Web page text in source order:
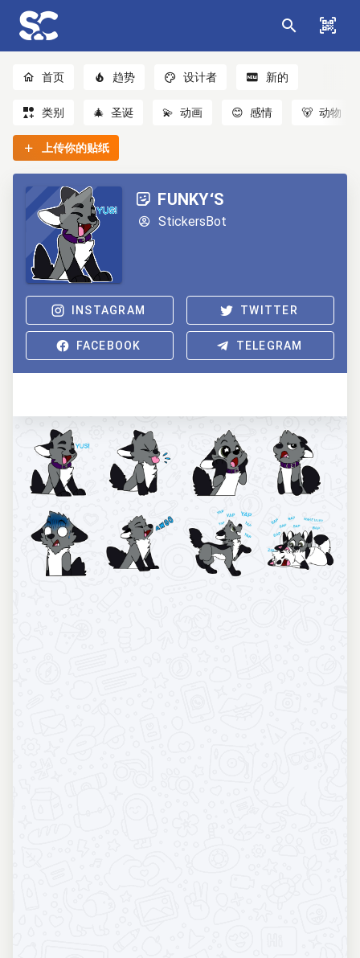
首页 趋势 设计者 新的
类别 🎄 圣诞 💫 动画 😊 感情 🐻 动物
上传你的贴纸
FUNKY‘S
StickersBot
INSTAGRAM TWITTER
FACEBOOK TELEGRAM